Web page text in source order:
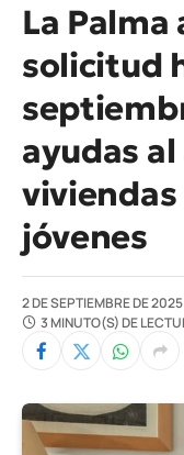
La Palma
solicitud
ayudas
jóvenes
2 DE SEPTIEMBRE DE 2025
3 MINUTO(S) DE